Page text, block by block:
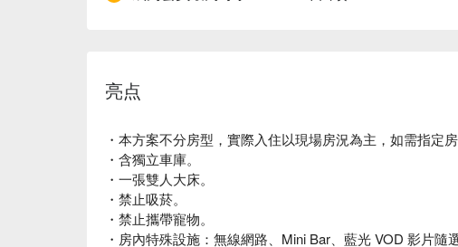
亮点
・本方案不分房型，實際入住以現場房況為主，如需指定
・含獨立車庫。
・一張雙人大床。
・禁止吸菸。
・禁止攜帶寵物。
・房內特殊設施：無線網路、Mini Bar、藍光 VOD 影片